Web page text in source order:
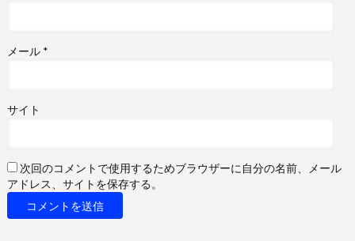
メール *
サイト
次回のコメントで使用するためブラウザーに自分の名前、メール
アドレス、サイトを保存する。